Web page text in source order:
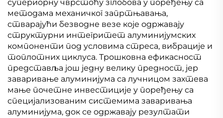
супериорну чврстоћу зглобова у поређењу са
методама механичког запртњавања,
стварајући безводне везе које одржавају
структурни интегритет алуминијумских
компоненти под условима стреса, вибрације и
топлотних циклуса. Трошковна ефикасност
представља још једну велику предност, јер
заваривање алуминијума са лучницом захтева
мање почетне инвестиције у поређењу са
специјализованим системима заваривања
алуминијума, док се одржавају резултати